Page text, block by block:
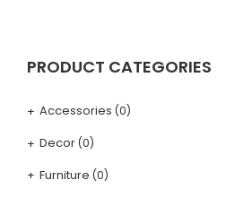
PRODUCT CATEGORIES
Accessories (0)
Decor(0)
Furniture (0)